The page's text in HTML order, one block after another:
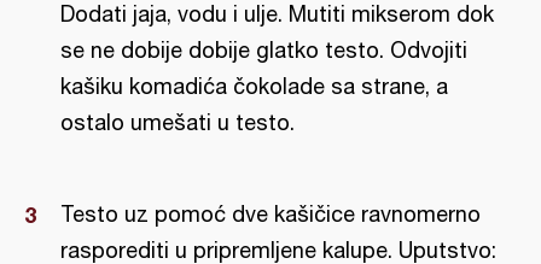
Dodati jaja, vodu i ulje. Mutiti mikserom dok
se ne dobije dobije glatko testo. Odvojiti
kašiku komadića čokolade sa strane, a
ostalo umešati u testo.
Testo uz pomoć dve kašičice ravnomerno
rasporediti u pripremljene kalupe. Uputstvo: